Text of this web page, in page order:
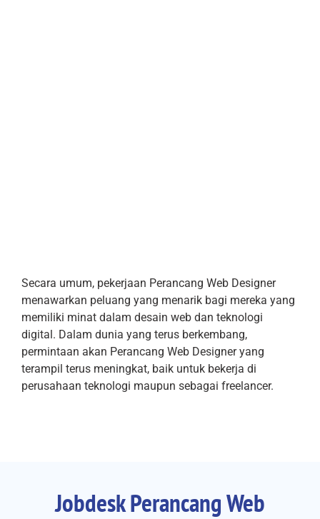
Secara umum, pekerjaan Perancang Web Designer
menawarkan peluang yang menarik bagi mereka yang
memiliki minat dalam desain web dan teknologi
digital. Dalam dunia yang terus berkembang,
permintaan akan Perancang Web Designer yang
terampil terus meningkat, baik untuk bekerja di
perusahaan teknologi maupun sebagai freelancer.
Jobdesk Perancang Web